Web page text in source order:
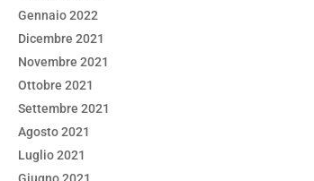
Gennaio 2022
Dicembre 2021
Novembre 2021
Ottobre 2021
Settembre 2021
Agosto 2021
Luglio 2021